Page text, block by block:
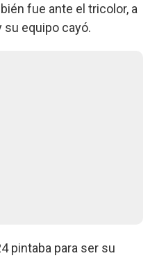
fue ante el tricolor, a
equipo cayó.
pintaba para ser su